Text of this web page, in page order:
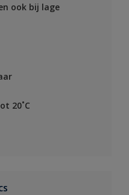
ook bij lage
20˚C